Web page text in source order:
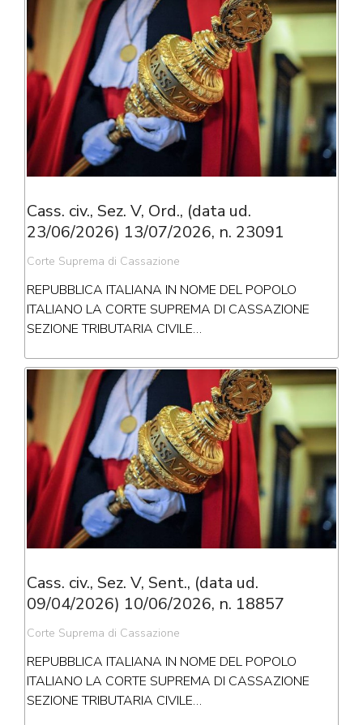
Cass. civ., Sez. V, Ord., (data ud.
23/06/2026) 13/07/2026, n. 23091
Corte Suprema di Cassazione
REPUBBLICA ITALIANA IN NOME DEL POPOLO
ITALIANO LA CORTE SUPREMA DI CASSAZIONE
SEZIONE TRIBUTARIA CIVILE…
Cass. civ., Sez. V, Sent., (data ud.
09/04/2026) 10/06/2026, n. 18857
Corte Suprema di Cassazione
REPUBBLICA ITALIANA IN NOME DEL POPOLO
ITALIANO LA CORTE SUPREMA DI CASSAZIONE
SEZIONE TRIBUTARIA CIVILE…